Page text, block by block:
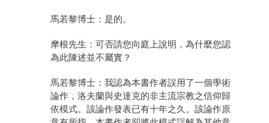
馬若黎博士：是的。
摩根先生：可否請您向庭上說明，為什麼您認
為此陳述並不屬實？
馬若黎博士：我認為本書作者誤用了一個學術
論作，洛夫蘭與史達克的非主流宗教之信仰歸
依模式。該論作發表已有十年之久。該論作原